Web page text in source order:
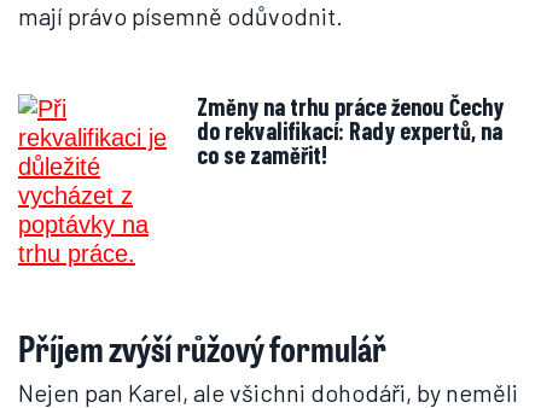
mají právo písemně odůvodnit.
Změny na trhu práce ženou Čechy
do rekvalifikací: Rady expertů, na
co se zaměřit!
Příjem zvýší růžový formulář
Nejen pan Karel, ale všichni dohodáři, by neměli